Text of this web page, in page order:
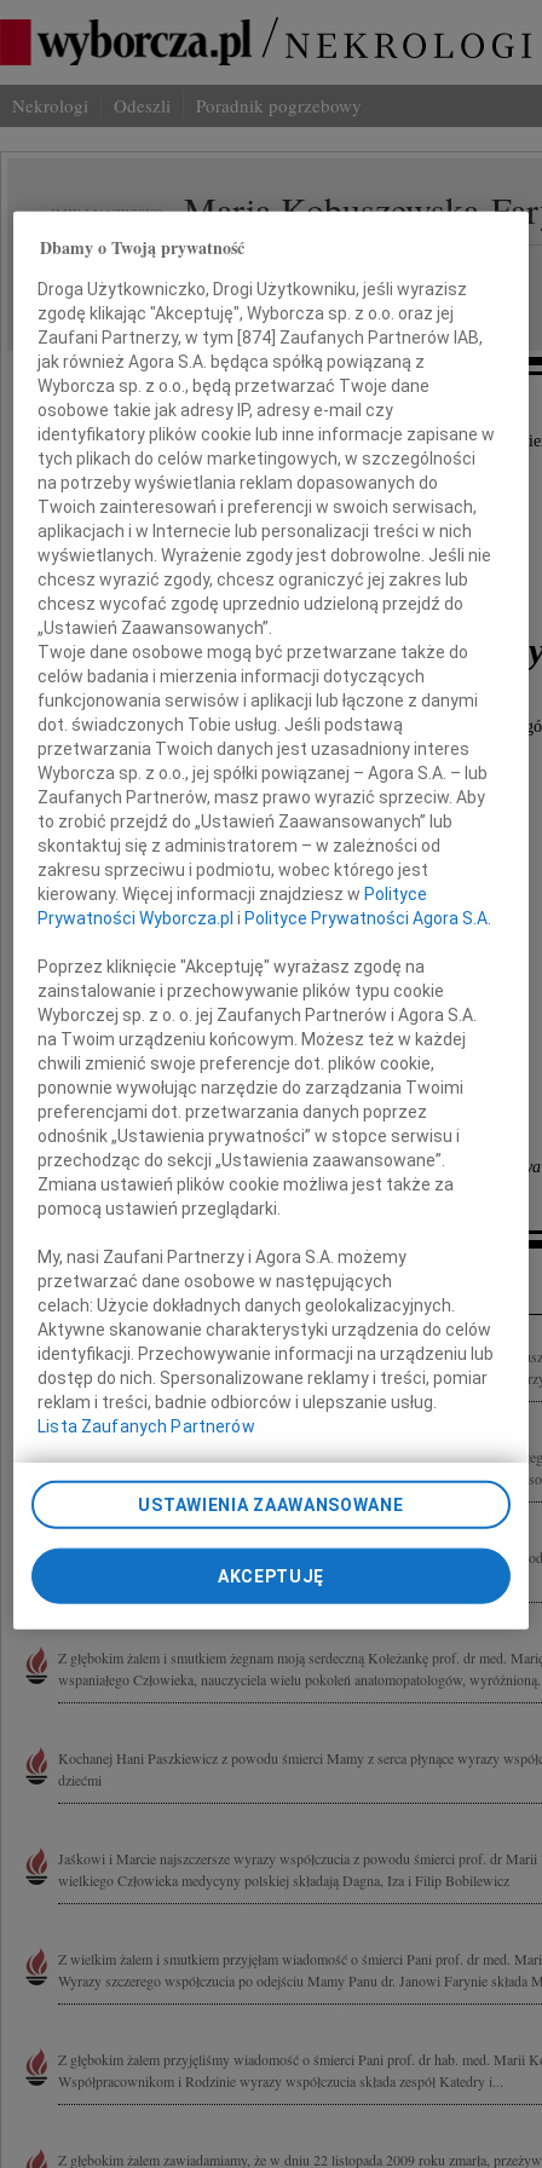
Nekrologi Odeszli Poradnik pogrzebowy
IMIĘ I NAZWISKO: Maria Kobuszewska-
DATA EMISJI: 26.11.2009
Z dużym smutkiem przyjęliśmy wiadomość o
prof. dr med.
Marii
Kobuszewskiej-
Nauczyciela wielu pokoleń lekarzy
Składamy
wyrazy szczerego współczucia iwsparcia
dr. Janowi Farynie
z powodu odejścia
Mamy
członkowie Warszawskiego Oddziału Polskiego
Inne kondolencje
Ze smutkiem przyjęliśmy wiadomość o odejściu profesor dr hab. med. Marii
współtwórczyni powojennej polskiej patomorfologii, opiekuna wielu pokoleń
Z wielkim żalem żegnam prof. dr hab. med. Marię Kobuszewską-Farynę
szlachetnego i mądrego Człowieka, życzliwą i dobrą szefową. Rodzinie Pani
Kochanej Przyjaciółce Hannie Paszkiewicz wyrazy głębokiego współczucia z
Kobuszewskiej-Faryny składają Hania i Małgosia
Z głębokim żalem i smutkiem żegnam moją serdeczną Koleżankę prof. dr med.
wspaniałego Człowieka, nauczyciela wielu pokoleń anatomopatologów,
Kochanej Hani Paszkiewicz z powodu śmierci Mamy z serca płynące wyrazy
dziećmi
Jaśkowi i Marcie najszczersze wyrazy współczucia z powodu śmierci prof. dr
wielkiego Człowieka medycyny polskiej składają Dagna, Iza i Filip Bobilewicz
Z wielkim żalem i smutkiem przyjęłam wiadomość o śmierci Pani prof. dr med.
Wyrazy szczerego współczucia po odejściu Mamy Panu dr. Janowi Farynie składa
Z głębokim żalem przyjęliśmy wiadomość o śmierci Pani prof. dr hab. med. Marii
Współpracownikom i Rodzinie wyrazy współczucia składa zespół Katedry i...
Z głębokim żalem zawiadamiamy, że w dniu 22 listopada 2009 roku zmarła,
Dbamy o Twoją prywatność
Droga Użytkowniczko, Drogi Użytkowniku, jeśli wyrazisz
zgodę klikając "Akceptuję", Wyborcza sp. z o.o. oraz jej
Zaufani Partnerzy, w tym [874 ] Zaufanych Partnerów IAB,
jak również Agora S.A. będąca spółką powiązaną z
Wyborcza sp. z o.o., będą przetwarzać Twoje dane
osobowe takie jak adresy IP, adresy e-mail czy
identyfikatory plików cookie lub inne informacje zapisane w
tych plikach do celów marketingowych, w szczególności
na potrzeby wyświetlania reklam dopasowanych do
Twoich zainteresowań i preferencji w swoich serwisach,
aplikacjach i w Internecie lub personalizacji treści w nich
wyświetlanych. Wyrażenie zgody jest dobrowolne. Jeśli nie
chcesz wyrazić zgody, chcesz ograniczyć jej zakres lub
chcesz wycofać zgodę uprzednio udzieloną przejdź do
„Ustawień Zaawansowanych”.
Twoje dane osobowe mogą być przetwarzane także do
celów badania i mierzenia informacji dotyczących
funkcjonowania serwisów i aplikacji lub łączone z danymi
dot. świadczonych Tobie usług. Jeśli podstawą
przetwarzania Twoich danych jest uzasadniony interes
Wyborcza sp. z o.o., jej spółki powiązanej – Agora S.A. – lub
Zaufanych Partnerów, masz prawo wyrazić sprzeciw. Aby
to zrobić przejdź do „Ustawień Zaawansowanych” lub
skontaktuj się z administratorem – w zależności od
zakresu sprzeciwu i podmiotu, wobec którego jest
kierowany. Więcej informacji znajdziesz w Polityce
Prywatności Wyborcza.pl i Polityce Prywatności Agora S.A.
Poprzez kliknięcie "Akceptuję" wyrażasz zgodę na
zainstalowanie i przechowywanie plików typu cookie
Wyborczej sp. z o. o. jej Zaufanych Partnerów i Agora S.A.
na Twoim urządzeniu końcowym. Możesz też w każdej
chwili zmienić swoje preferencje dot. plików cookie,
ponownie wywołując narzędzie do zarządzania Twoimi
preferencjami dot. przetwarzania danych poprzez
odnośnik „Ustawienia prywatności” w stopce serwisu i
przechodząc do sekcji „Ustawienia zaawansowane”.
Zmiana ustawień plików cookie możliwa jest także za
pomocą ustawień przeglądarki.
My, nasi Zaufani Partnerzy i Agora S.A. możemy
przetwarzać dane osobowe w następujących
celach:Użycie dokładnych danych geolokalizacyjnych.
Aktywne skanowanie charakterystyki urządzenia do celów
identyfikacji. Przechowywanie informacji na urządzeniu lub
dostęp do nich. Spersonalizowane reklamy i treści, pomiar
reklam i treści, badnie odbiorców i ulepszanie usług.
Lista Zaufanych Partnerów
USTAWIENIA ZAAWANSOWANE
AKCEPTUJĘ